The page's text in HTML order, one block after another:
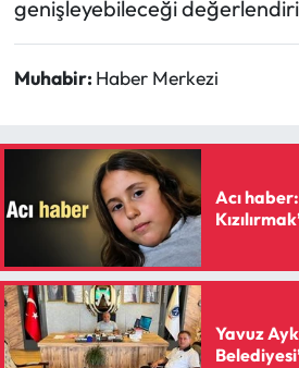
genişleyebileceği
Muhabir: Haber Merkezi
Acı
Yavuz